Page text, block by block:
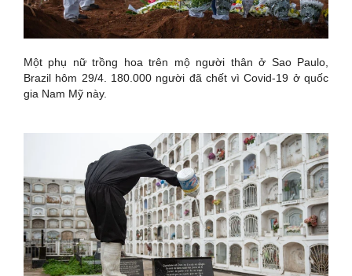
Một phụ nữ trồng hoa trên mộ người thân ở Sao Paulo,
Brazil hôm 29/4. 180.000 người đã chết vì Covid-19 ở quốc
gia Nam Mỹ này.